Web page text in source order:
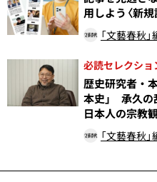
用しよう〈新
「文藝春秋
必読セレクショ
歴史研究者・
本史」 承久の
日本人の宗教
「文藝春秋